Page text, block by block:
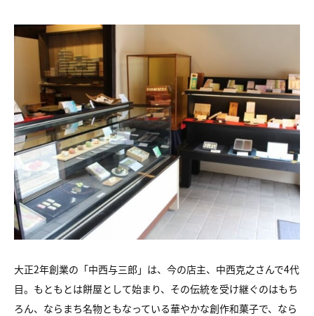
大正2年創業の「中西与三郎」は、今の店主、中西克之さんで4代
目。もともとは餅屋として始まり、その伝統を受け継ぐのはもち
ろん、ならまち名物ともなっている華やかな創作和菓子で、なら